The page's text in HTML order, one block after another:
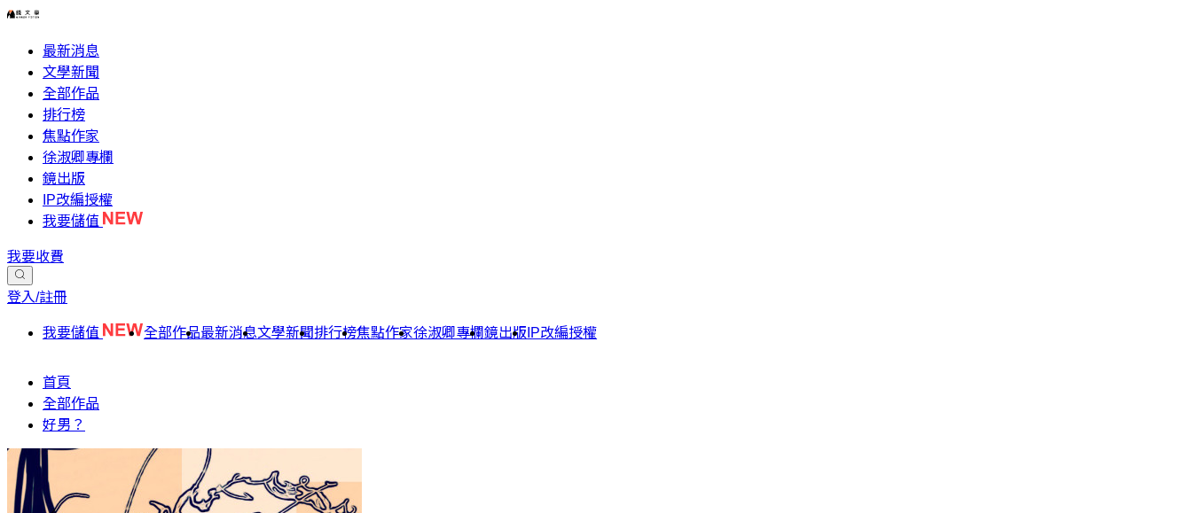
最新消息
文學新聞
全部作品
排行榜
焦點作家
徐淑卿專欄
鏡出版
IP改編授權
我要儲值
我要收費
登入/註冊
我要儲值 全部作品最新消息文學新聞排行榜焦點作家徐淑卿專欄鏡出版 IP改編授權
首頁
全部作品
好男？